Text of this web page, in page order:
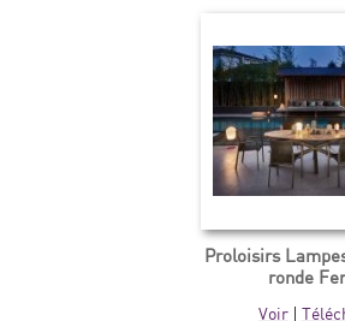
Proloisirs
ronde
Voir|